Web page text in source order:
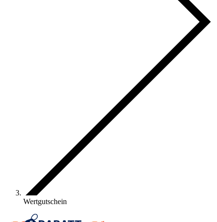
Wertgutschein